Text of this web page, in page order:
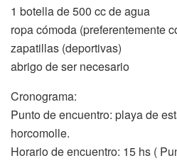
1 botella de 500 cc de agua
ropa cómoda (preferentemente
zapatillas (deportivas)
abrigo de ser necesario
Cronograma:
Punto de encuentro: playa de
horcomolle.
Horario de encuentro: 15 hs (